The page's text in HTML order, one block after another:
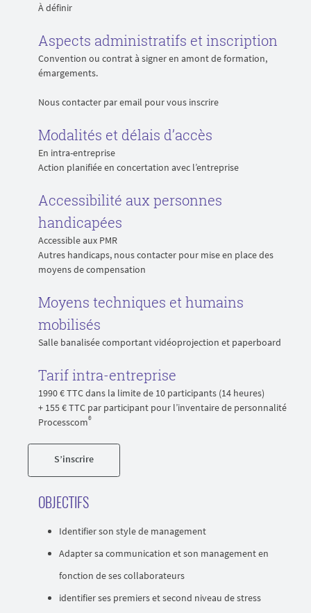
À définir
Aspects administratifs et inscription
Convention ou contrat à signer en amont de formation,
émargements.
Nous contacter par email pour vous inscrire
Modalités et délais d’accès
En intra-entreprise
Action planifiée en concertation avec l’entreprise
Accessibilité aux personnes
handicapées
Accessible aux PMR
Autres handicaps, nous contacter pour mise en place des
moyens de compensation
Moyens techniques et humains
mobilisés
Salle banalisée comportant vidéoprojection et paperboard
Tarif intra-entreprise
1990 € TTC dans la limite de 10 participants (14 heures)
+ 155 € TTC par participant pour l’inventaire de personnalité
Processcom®
S’inscrire
OBJECTIFS
Identifier son style de management
Adapter sa communication et son management en
fonction de ses collaborateurs
identifier ses premiers et second niveau de stress